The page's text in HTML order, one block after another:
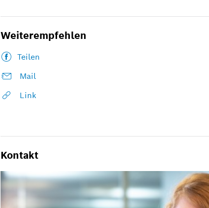
Weiterempfehlen
Teilen
Mail
Link
Kontakt